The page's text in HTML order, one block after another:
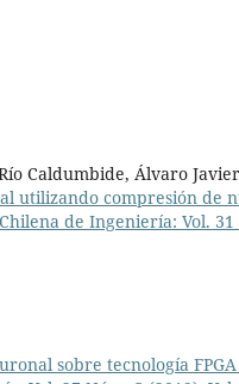
Caldumbide, Álvaro
utilizando compresión de
de Ingeniería: Vol.
sobre tecnología